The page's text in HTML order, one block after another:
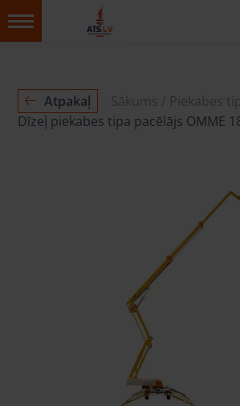
Atpakaļ Sākums
Piekabes
Dīzeļ piekabes tipa pacēlājs OMME